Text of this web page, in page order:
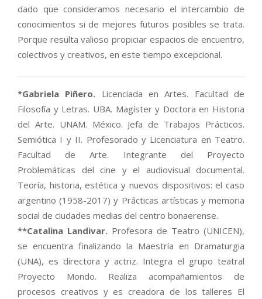
dado que consideramos necesario el intercambio de
conocimientos si de mejores futuros posibles se trata.
Porque resulta valioso propiciar espacios de encuentro,
colectivos y creativos, en este tiempo excepcional.
*Gabriela Piñero. Licenciada en Artes. Facultad de
Filosofía y Letras. UBA. Magíster y Doctora en Historia
del Arte. UNAM. México. Jefa de Trabajos Prácticos.
Semiótica I y II. Profesorado y Licenciatura en Teatro.
Facultad de Arte. Integrante del Proyecto
Problemáticas del cine y el audiovisual documental.
Teoría, historia, estética y nuevos dispositivos: el caso
argentino (1958-2017) y Prácticas artísticas y memoria
social de ciudades medias del centro bonaerense.
**Catalina Landivar. Profesora de Teatro (UNICEN),
se encuentra finalizando la Maestría en Dramaturgia
(UNA), es directora y actriz. Integra el grupo teatral
Proyecto Mondo. Realiza acompañamientos de
procesos creativos y es creadora de los talleres El